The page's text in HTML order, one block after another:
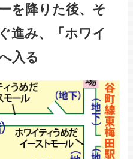
を降りた後、そ
進み、「ホワイ
入る